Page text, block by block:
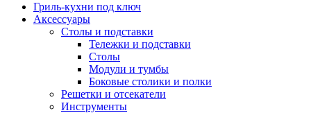
Гриль-кухни под ключ
Аксессуары
Столы и подставки
Тележки и подставки
Столы
Модули и тумбы
Боковые столики и полки
Решетки и отсекатели
Инструменты